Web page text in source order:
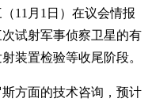
11月1日）在议会情报
试射军事侦察卫星的有
装置检验等收尾阶段。
方面的技术咨询，预计